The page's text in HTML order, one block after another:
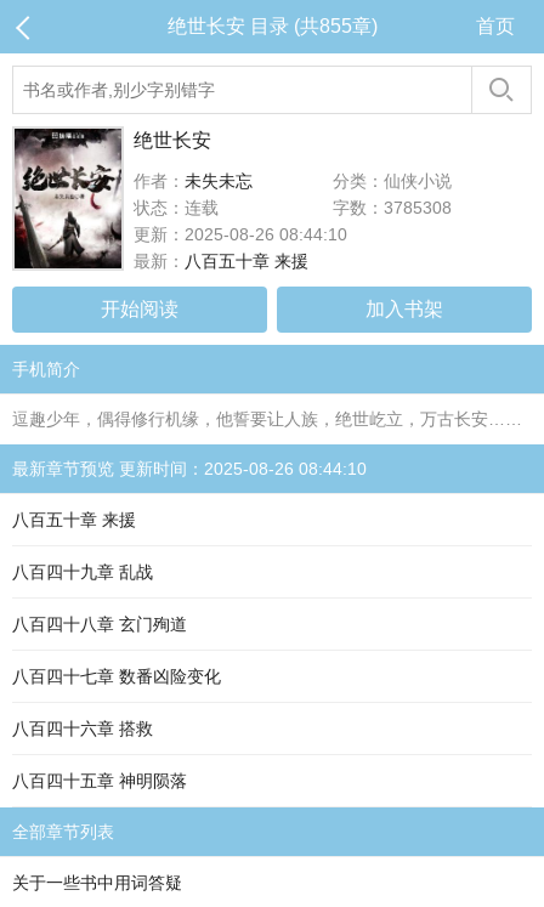
绝世长安 目录 (共855章) 首页
绝世长安
作者： 未失未忘
分类：仙侠小说
状态：连载
字数：3785308
更新：2025-08-26 08:44:10
最新： 八百五十章 来援
开始阅读 加入书架
手机简介
逗趣少年，偶得修行机缘，他誓要让人族，绝世屹立，万古长安……
最新章节预览 更新时间：2025-08-26 08:44:10
八百五十章 来援
八百四十九章 乱战
八百四十八章 玄门殉道
八百四十七章 数番凶险变化
八百四十六章 搭救
八百四十五章 神明陨落
全部章节列表
关于一些书中用词答疑